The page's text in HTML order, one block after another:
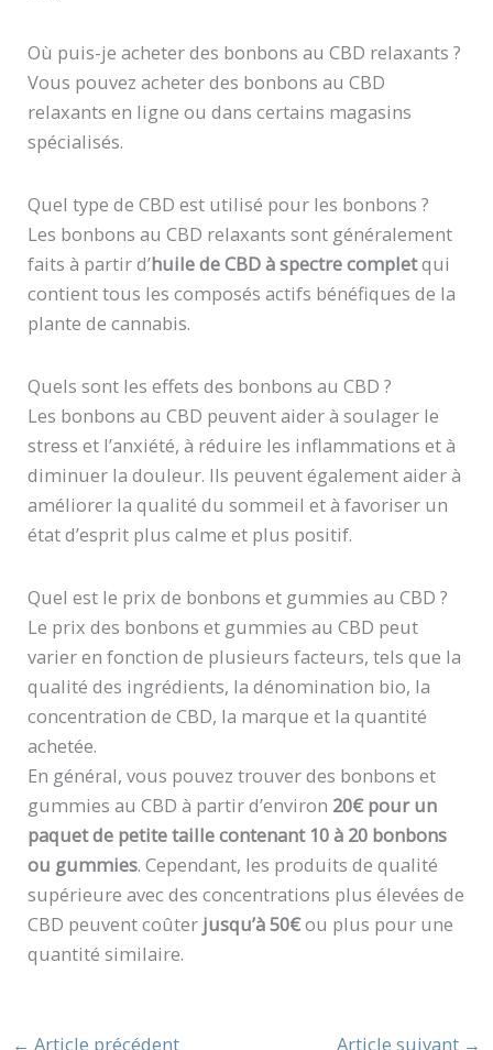
Où puis-je acheter des bonbons au CBD relaxants ?
Vous pouvez acheter des bonbons au CBD
relaxants en ligne ou dans certains magasins
spécialisés.
Quel type de CBD est utilisé pour les bonbons ?
Les bonbons au CBD relaxants sont généralement
faits à partir d’huile de CBD à spectre completqui
contient tous les composés actifs bénéfiques de la
plante de cannabis.
Quels sont les effets des bonbons au CBD ?
Les bonbons au CBD peuvent aider à soulager le
stress et l’anxiété, à réduire les inflammations et à
diminuer la douleur. Ils peuvent également aider à
améliorer la qualité du sommeil et à favoriser un
état d’esprit plus calme et plus positif.
Quel est le prix de bonbons et gummies au CBD ?
Le prix des bonbons et gummies au CBD peut
varier en fonction de plusieurs facteurs, tels que la
qualité des ingrédients, la dénomination bio, la
concentration de CBD, la marque et la quantité
achetée.
En général, vous pouvez trouver des bonbons et
gummies au CBD à partir d’environ 20€ pour un
paquet de petite taille contenant 10 à 20 bonbons
ou gummies. Cependant, les produits de qualité
supérieure avec des concentrations plus élevées de
CBD peuvent coûter jusqu’à 50€ou plus pour une
quantité similaire.
← Article précédent Article suivant →